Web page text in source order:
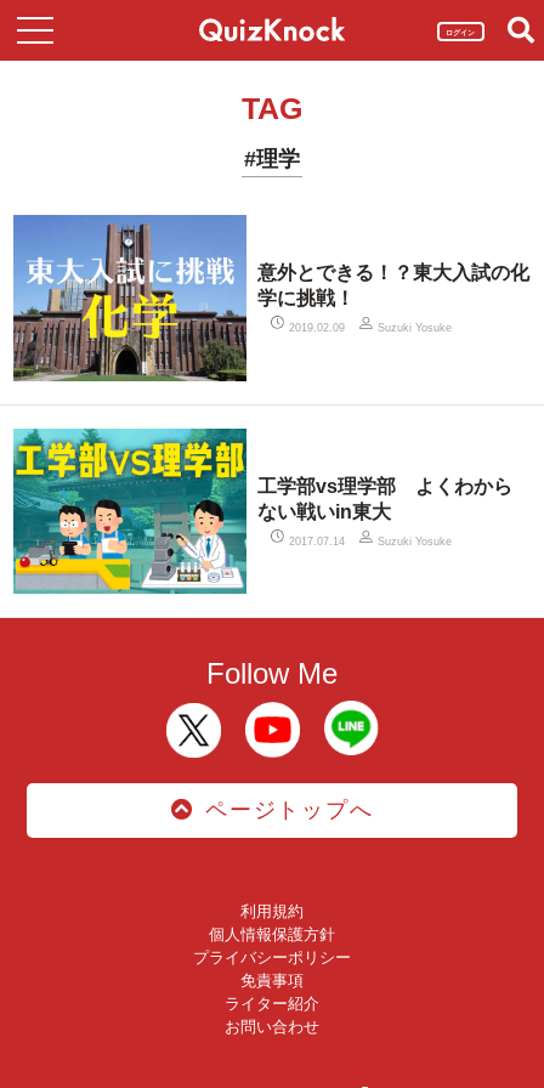
ログイン
TAG
#理学
意外とできる！？東大入試の化
学に挑戦！
2019.02.09 Suzuki Yosuke
工学部vs理学部 よくわから
ない戦いin東大
2017.07.14 Suzuki Yosuke
Follow Me
ページトップへ
利用規約
個人情報保護方針
プライバシーポリシー
免責事項
ライター紹介
お問い合わせ